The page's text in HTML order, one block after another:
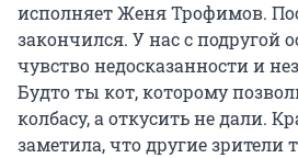
исполняет Женя Трофимов.
закончился. У нас с подругой
чувство недосказанности и
Будто ты кот, которому
колбасу, а откусить не дали.
заметила, что другие зрители